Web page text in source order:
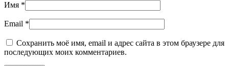
Имя *
Email *
Сохранить моё имя, email и адрес сайта в этом браузере для
последующих моих комментариев.